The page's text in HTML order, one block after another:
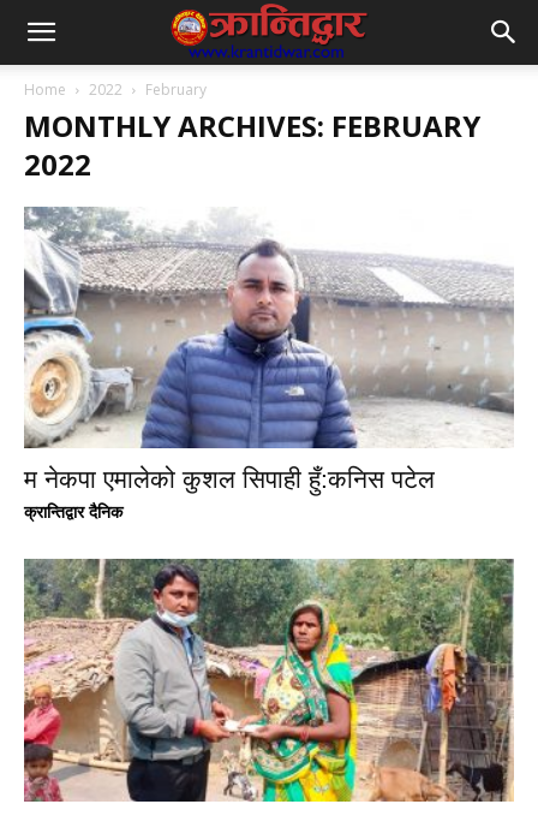
Home 2022 February
MONTHLY ARCHIVES: FEBRUARY
2022
म नेकपा एमालेको कुशल सिपाही हुँ:कनिस पटेल
क्रान्तिद्वार दैनिक